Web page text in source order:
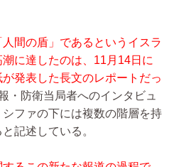
間の盾」であるというイスラ
に達したのは、11月14日に
発表した長文のレポートだっ
・防衛当局者へのインタビュ
ファの下には複数の階層を持
記述している。